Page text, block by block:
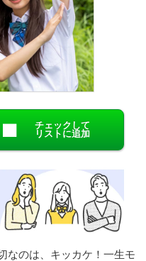
中国
州・沖縄
る
チェックして
リストに追加
なのは、キッカケ！一生モ